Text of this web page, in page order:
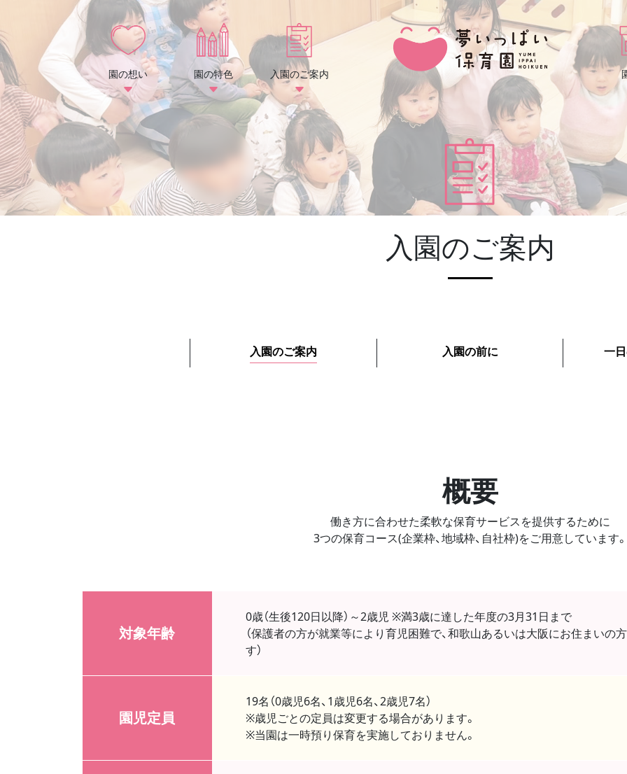
園の想い 園の特色 入園のご案内
入園のご案内
入園のご案内 入園の前に 一
概要
働き方に合わせた柔軟な保育サービスを提供するために
3つの保育コース(企業枠、地域枠、自社枠)をご用意しています。
対象年齢
0歳（生後120日以降）～2歳児 ※満3歳に達した年度の3月31日まで
（保護者の方が就業等により育児困難で、和歌山あるいは大阪にお住まいの
す）
園児定員
19名（0歳児6名、1歳児6名、2歳児7名）
※歳児ごとの定員は変更する場合があります。
※当園は一時預り保育を実施しておりません。